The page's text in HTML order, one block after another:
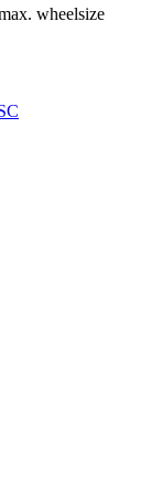
wheelsize